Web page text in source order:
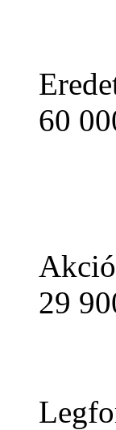
60
29